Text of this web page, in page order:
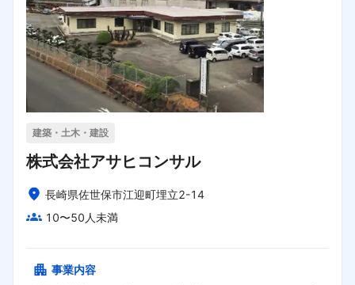
建築・土木・建設
株式会社アサヒコンサル
長崎県佐世保市江迎町埋立2-14
10〜50人未満
事業内容